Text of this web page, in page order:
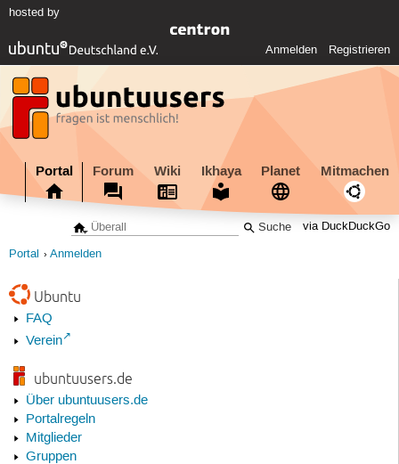
hosted by
Anmelden Registrieren
Portal Forum Wiki Ikhaya Planet Mitmachen
via DuckDuckGo
Portal Anmelden
Ubuntu
FAQ
Verein
ubuntuusers.de
Über ubuntuusers.de
Portalregeln
Mitglieder
Gruppen